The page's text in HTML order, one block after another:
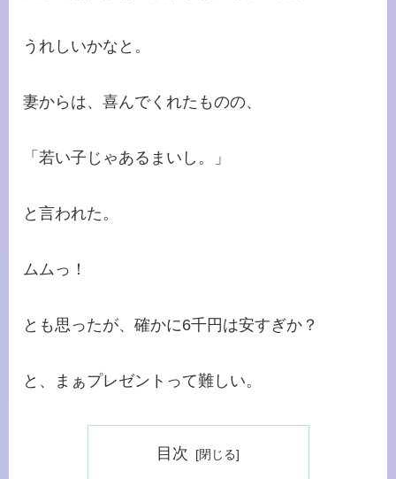
うれしいかなと。
妻からは、喜んでくれたものの、
「若い子じゃあるまいし。」
と言われた。
ムムっ！
とも思ったが、確かに6千円は安すぎか？
と、まぁプレゼントって難しい。
目次